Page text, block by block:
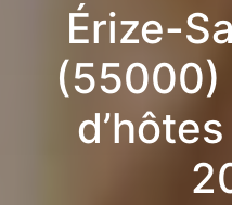
Érize-
(55000)